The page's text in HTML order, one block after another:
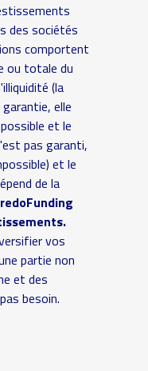
des sociétés
comportent
ou totale du
(la
elle
et le
pas garanti,
et le
de la
vos
partie non
et des
besoin.